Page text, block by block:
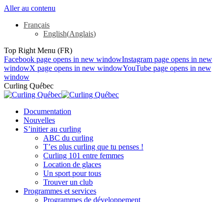
Aller au contenu
Français
English(Anglais)
Top Right Menu (FR)
Facebook page opens in new windowInstagram page opens in new
windowX page opens in new windowYouTube page opens in new
window
Curling Québec
Documentation
Nouvelles
S’initier au curling
ABC du curling
T’es plus curling que tu penses !
Curling 101 entre femmes
Location de glaces
Un sport pour tous
Trouver un club
Programmes et services
Programmes de développement